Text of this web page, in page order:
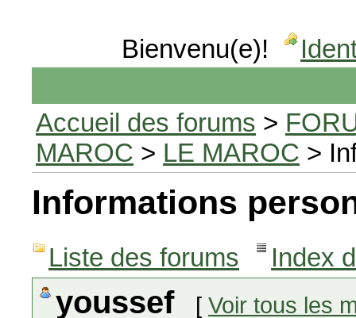
Bienvenu(e)!
Accueil des forums >
MAROC > LE MAROC >
Informations
Liste des forums Index
youssef [ Voir tous les